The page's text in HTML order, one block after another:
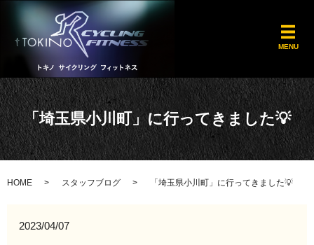
MENU
「埼玉県小川町」に行ってきました💡
HOME スタッフブログ 「埼玉県小川町」に行ってきました💡
2023/04/07